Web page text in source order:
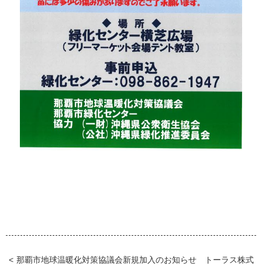
那覇市地球温暖化対策協議会新規加入のお知らせ トーラス株式